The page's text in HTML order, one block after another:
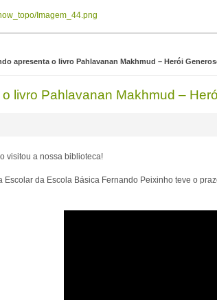
Imagem_44.png
apresenta o livro Pahlavanan Makhmud – Herói
livro Pahlavanan Makhmud –
visitou a nossa biblioteca!
da Escola Básica Fernando Peixinho teve o